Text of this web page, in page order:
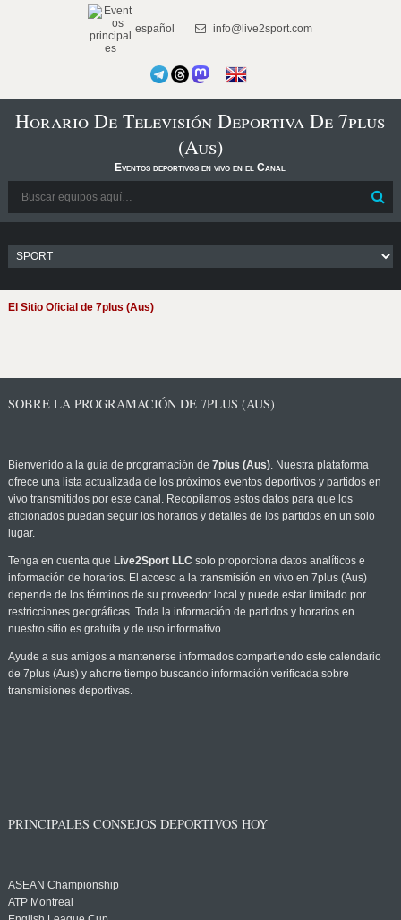
español info@live2sport.com
Horario De Televisión Deportiva De 7plus
(Aus)
Eventos deportivos en vivo en el Canal
El Sitio Oficial de 7plus (Aus)
SOBRE LA PROGRAMACIÓN DE 7PLUS (AUS)
Bienvenido a la guía de programación de 7plus (Aus). Nuestra plataforma
ofrece una lista actualizada de los próximos eventos deportivos y partidos en
vivo transmitidos por este canal. Recopilamos estos datos para que los
aficionados puedan seguir los horarios y detalles de los partidos en un solo
lugar.
Tenga en cuenta que Live2Sport LLC solo proporciona datos analíticos e
información de horarios. El acceso a la transmisión en vivo en 7plus (Aus)
depende de los términos de su proveedor local y puede estar limitado por
restricciones geográficas. Toda la información de partidos y horarios en
nuestro sitio es gratuita y de uso informativo.
Ayude a sus amigos a mantenerse informados compartiendo este calendario
de 7plus (Aus) y ahorre tiempo buscando información verificada sobre
transmisiones deportivas.
PRINCIPALES CONSEJOS DEPORTIVOS HOY
ASEAN Championship
ATP Montreal